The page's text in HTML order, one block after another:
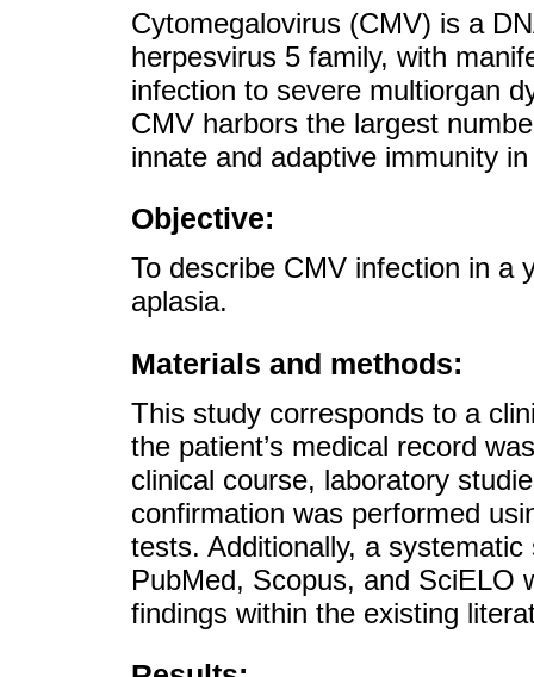
Cytomegalovirus (CMV) is a
herpesvirus 5 family, with
infection to severe multiorgan
CMV harbors the largest
innate and adaptive immunity
Objective:
To describe CMV infection in a
aplasia.
Materials and methods:
This study corresponds to a
the patient’s medical record
clinical course, laboratory
confirmation was performed
tests. Additionally, a
PubMed, Scopus, and SciELO
findings within the existing